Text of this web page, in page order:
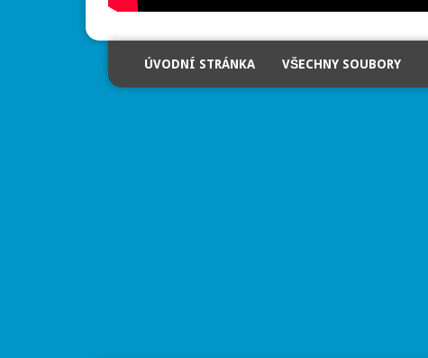
ÚVODNÍ STRÁNKA VŠECHNY SOUBORY